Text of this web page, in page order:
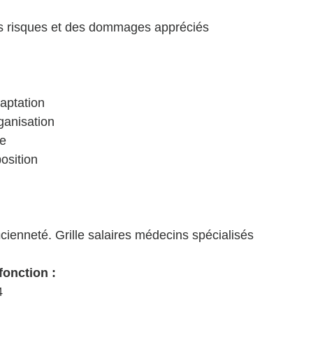
risques et des dommages appréciés
Grille salaires médecins spécialisés
: